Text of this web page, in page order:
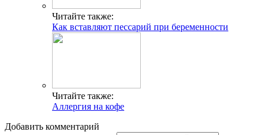
Читайте также:
Как вставляют пессарий при беременности
Читайте также:
Аллергия на кофе
Добавить комментарий